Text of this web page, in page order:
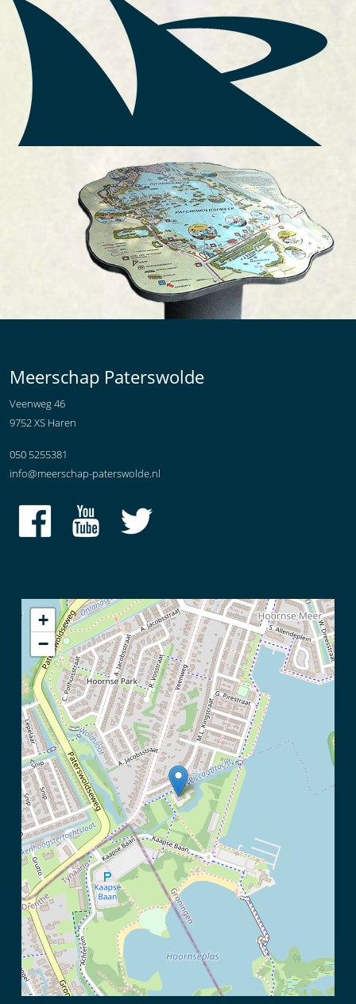
Meerschap Paterswolde
Veenweg 46
9752 XS Haren
050 5255381
info@meerschap-paterswolde.nl
+
−